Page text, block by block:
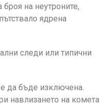
на неутроните,
ядрена
следи или типични
да бъде изключена.
навлизането на комета